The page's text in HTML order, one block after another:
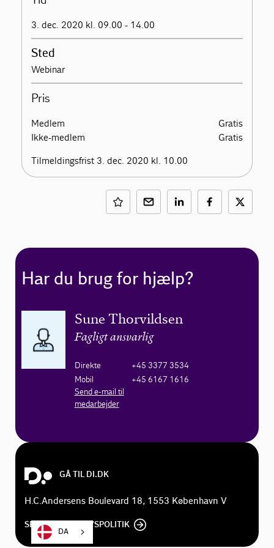
3. dec. 2020 kl. 09.00 - 14.00
Sted
Webinar
Pris
Medlem
Gratis
Ikke-medlem
Gratis
Tilmeldingsfrist 3. dec. 2020 kl. 10.00
Har du brug for hjælp?
Sune Thorvildsen
Fagligt ansvarlig
Direkte
+45 3377 3534
Mobil
+45 6167 1616
Send e-mail til
medarbejder
GÅ TIL DI.DK
H.C.Andersens Boulevard 18, 1553 København V
SE DI'S PRIVATLIVSPOLITIK
DA